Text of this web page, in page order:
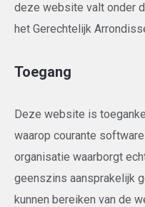
deze website valt onder
het Gerechtelijk
Toegang
Deze website is
waarop courante
organisatie waarborgt
geenszins aansprakelijk
kunnen bereiken van de